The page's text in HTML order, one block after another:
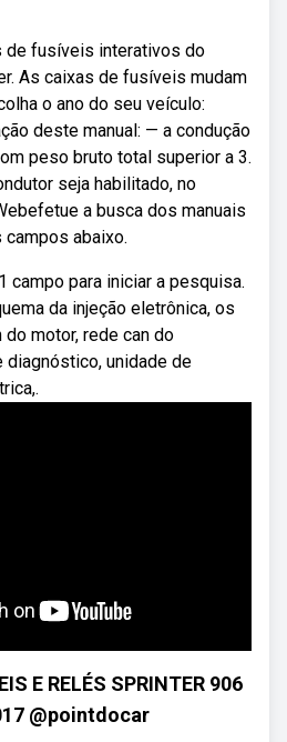
de fusíveis interativos do
As caixas de fusíveis mudam
o ano do seu veículo:
deste manual: — a condução
peso bruto total superior a 3.
seja habilitado, no
a busca dos manuais
abaixo.
campo para iniciar a pesquisa.
da injeção eletrônica, os
motor, rede can do
diagnóstico, unidade de
E RELÉS SPRINTER 906
@pointdocar